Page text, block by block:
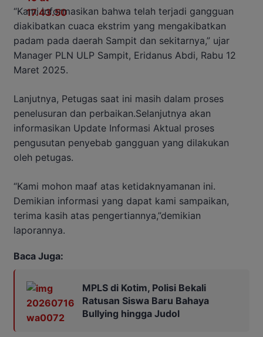
“Kami informasikan bahwa telah terjadi gangguan
diakibatkan cuaca ekstrim yang mengakibatkan
padam pada daerah Sampit dan sekitarnya,” ujar
Manager PLN ULP Sampit, Eridanus Abdi, Rabu 12
Maret 2025.
Lanjutnya, Petugas saat ini masih dalam proses
penelusuran dan perbaikan.Selanjutnya akan
informasikan Update Informasi Aktual proses
pengusutan penyebab gangguan yang dilakukan
oleh petugas.
“Kami mohon maaf atas ketidaknyamanan ini.
Demikian informasi yang dapat kami sampaikan,
terima kasih atas pengertiannya,”demikian
laporannya.
Baca Juga:
MPLS di Kotim, Polisi Bekali
Ratusan Siswa Baru Bahaya
Bullying hingga Judol